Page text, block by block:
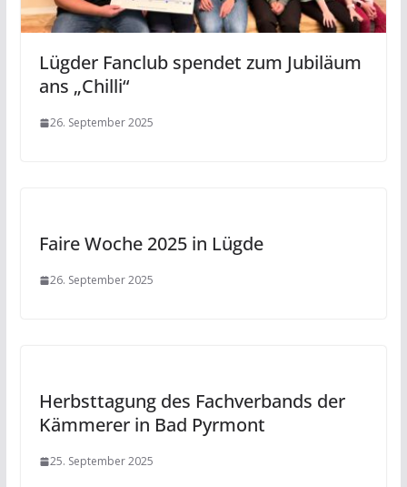
Lügder Fanclub spendet zum Jubiläum
ans „Chilli“
26. September 2025
Faire Woche 2025 in Lügde
26. September 2025
Herbsttagung des Fachverbands der
Kämmerer in Bad Pyrmont
25. September 2025